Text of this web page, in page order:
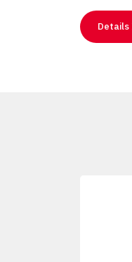
Details